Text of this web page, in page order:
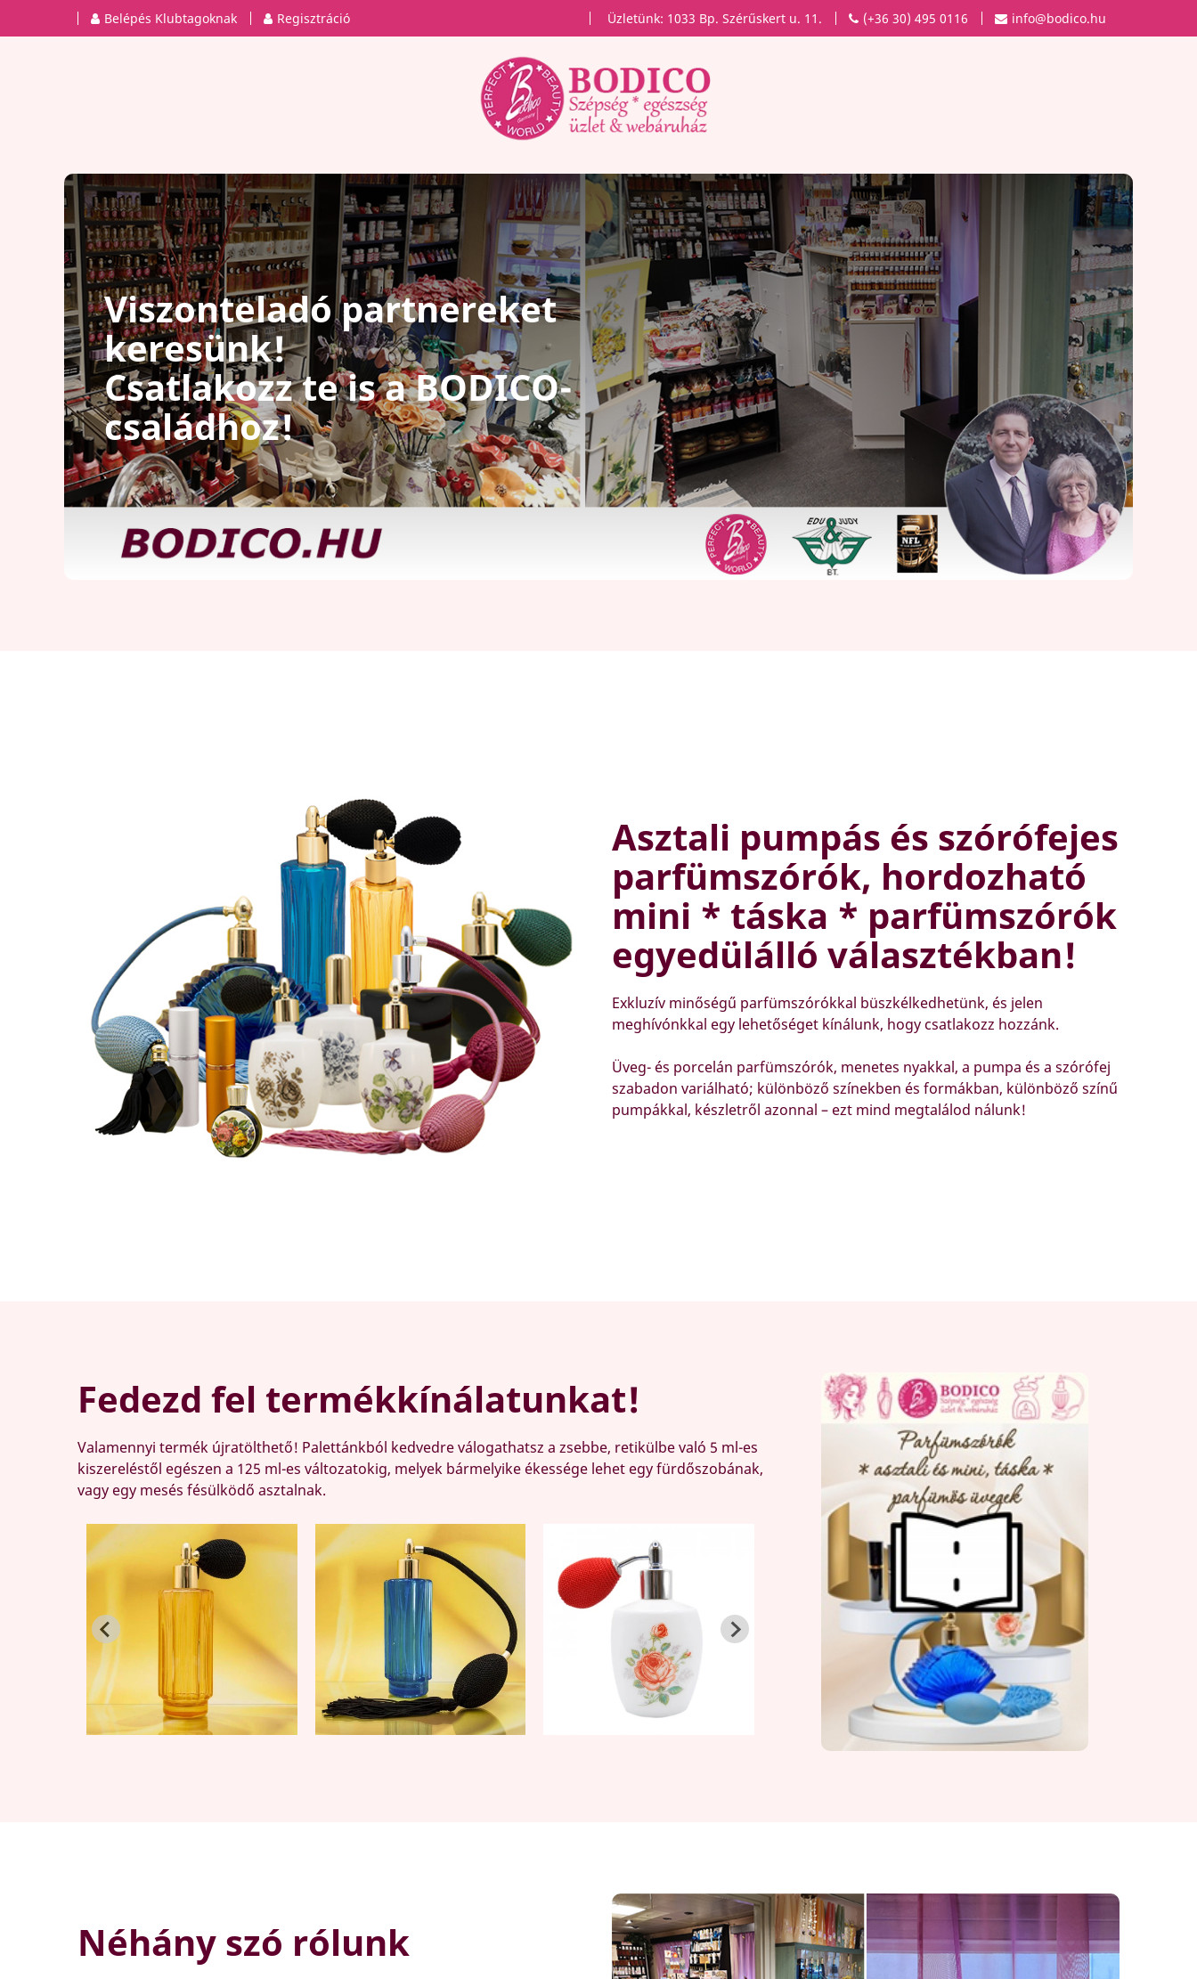
Belépés Klubtagoknak Regisztráció info@bodico.hu
(+36 30) 495 0116
Üzletünk: 1033 Bp. Szérűskert u. 11.
Viszonteladó partnereket
keresünk!
Csatlakozz te is a BODICO-
családhoz!
Asztali pumpás és szórófejes
parfümszórók, hordozható
mini * táska * parfümszórók
egyedülálló választékban!
Exkluzív minőségű parfümszórókkal büszkélkedhetünk, és jelen
meghívónkkal egy lehetőséget kínálunk, hogy csatlakozz hozzánk.
Üveg- és porcelán parfümszórók, menetes nyakkal, a pumpa és a szórófej
szabadon variálható; különböző színekben és formákban, különböző színű
pumpákkal, készletről azonnal – ezt mind megtalálod nálunk!
Fedezd fel termékkínálatunkat!
Valamennyi termék újratölthető! Palettánkból kedvedre válogathatsz a zsebbe, retikülbe való 5 ml-es
kiszereléstől egészen a 125 ml-es változatokig, melyek bármelyike ékessége lehet egy fürdőszobának,
vagy egy mesés fésülködő asztalnak.
Néhány szó rólunk